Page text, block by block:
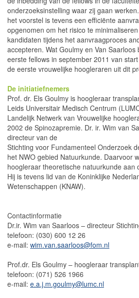
onderzoeksinstelling waar zij gaan
het voorstel is tevens een efficiënte
opgenomen om het risico te
kandidaten tijdens het aanvraagproces
accepteren. Wat Goulmy en Van
eerste fellows in september 2011 van
de eerste vrouwelijke hoogleraren uit dit
De initiatiefnemers
Prof. dr. Els Goulmy is hoogleraar
Leids Universitair Medisch Centrum
Landelijk Netwerk van Vrouwelijke
2002 de Spinozapremie. Dr. ir. Wim van
directeur van de
Stichting voor Fundamenteel Onderzoek
het NWO gebied Natuurkunde. Daarvoor
hoogleraar theoretische natuurkunde aan
Hij is tevens lid van de Koninklijke
Wetenschappen (KNAW).
Contactinformatie
Dr.ir. Wim van Saarloos – directeur
telefoon: (030) 600 12 26
e-mail: wim.van.saarloos@fom.nl
Prof.dr. Els Goulmy – hoogleraar
telefoon: (071) 526 1966
e-mail: e.a.j.m.goulmy@lumc.nl